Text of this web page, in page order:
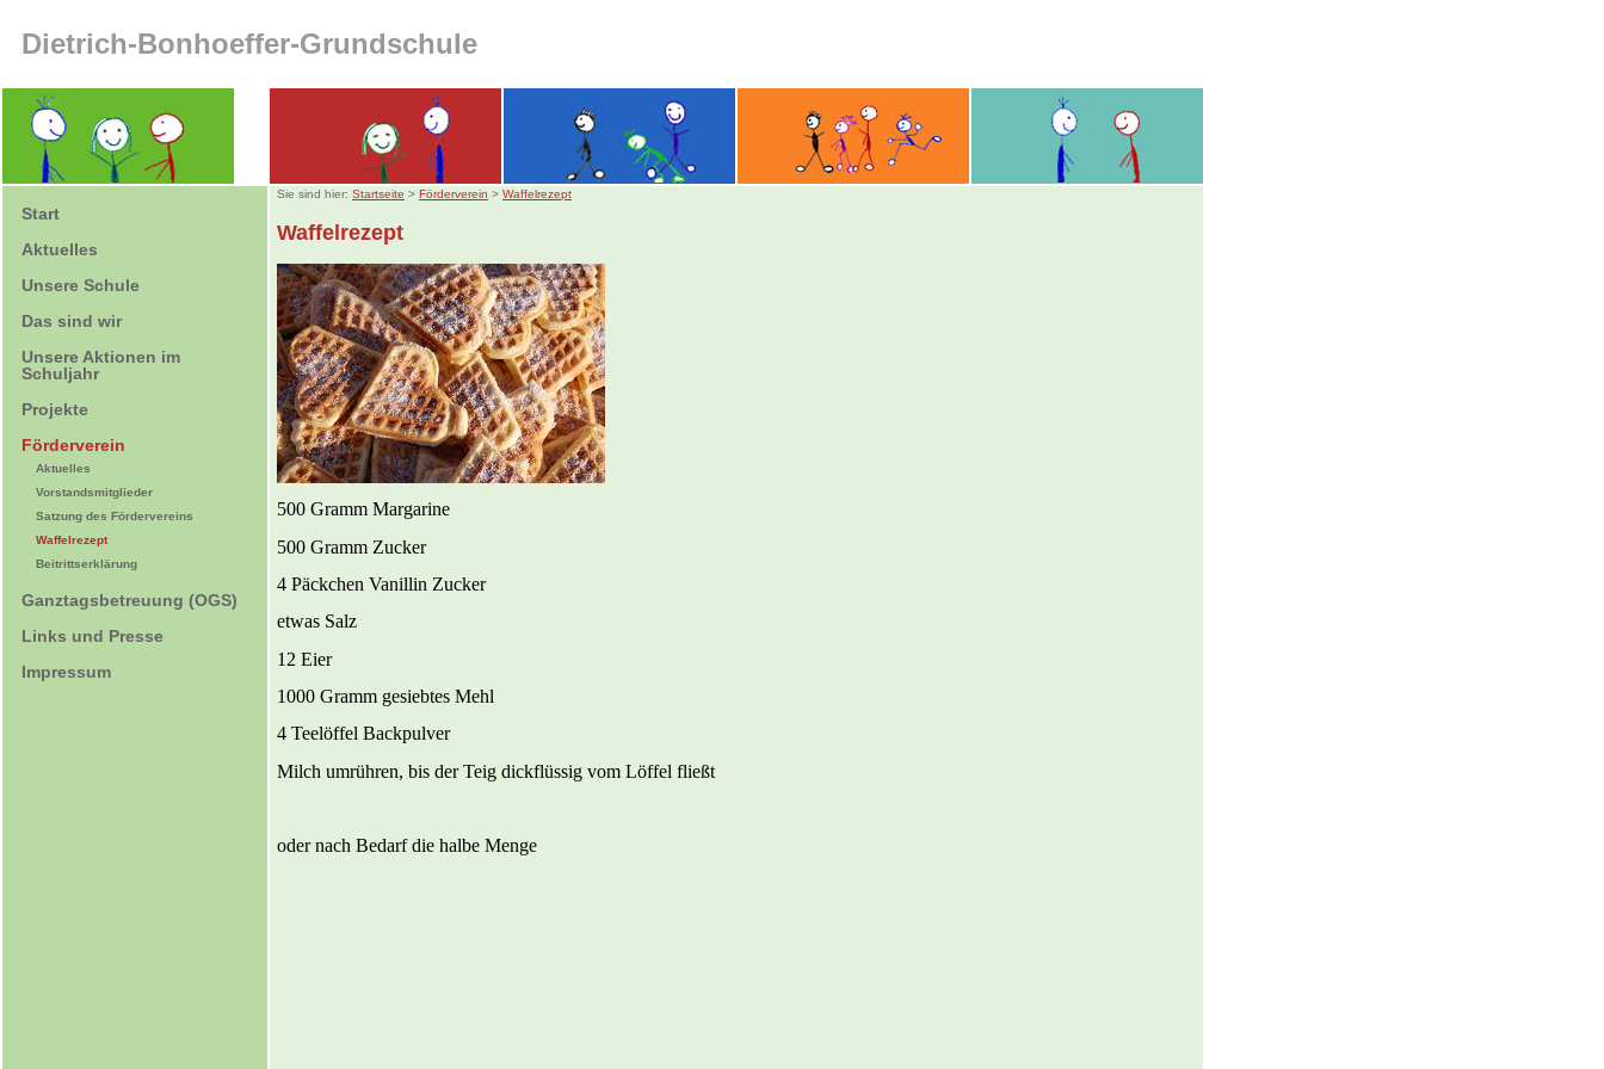
Dietrich-Bonhoeffer-Grundschule
Start
Aktuelles
Unsere Schule
Das sind wir
Unsere Aktionen im
Schuljahr
Projekte
Förderverein
Aktuelles
Vorstandsmitglieder
Satzung des Fördervereins
Waffelrezept
Beitrittserklärung
Ganztagsbetreuung (OGS)
Links und Presse
Impressum
Sie sind hier: Startseite > Förderverein > Waffelrezept
Waffelrezept
500 Gramm Margarine
500 Gramm Zucker
4 Päckchen Vanillin Zucker
etwas Salz
12 Eier
1000 Gramm gesiebtes Mehl
4 Teelöffel Backpulver
Milch umrühren, bis der Teig dickflüssig vom Löffel fließt
oder nach Bedarf die halbe Menge